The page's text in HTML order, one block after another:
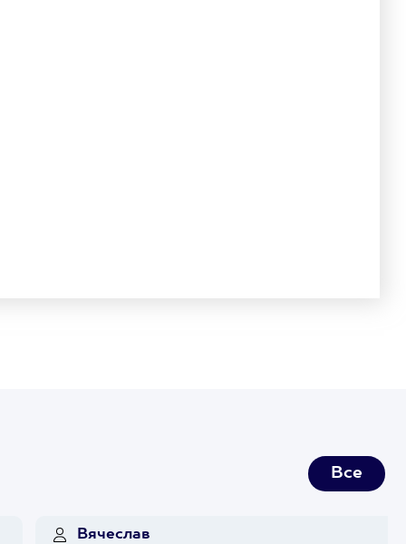
Все
Вячеслав